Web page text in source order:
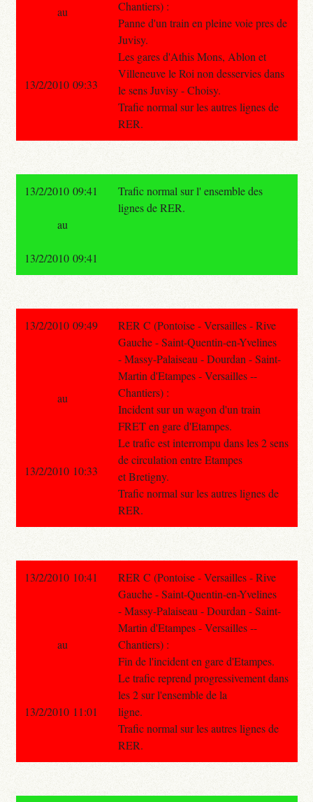
Chantiers) :
Panne d'un train en pleine voie pres de
Juvisy.
Les gares d'Athis Mons, Ablon et
Villeneuve le Roi non desservies dans
le sens Juvisy - Choisy.
Trafic normal sur les autres lignes de
RER.
au
13/2/2010 09:33
13/2/2010 09:41
Trafic normal sur l' ensemble des
lignes de RER.
au
13/2/2010 09:41
13/2/2010 09:49
RER C (Pontoise - Versailles - Rive
Gauche - Saint-Quentin-en-Yvelines
- Massy-Palaiseau - Dourdan - Saint-
Martin d'Etampes - Versailles --
Chantiers) :
Incident sur un wagon d'un train
FRET en gare d'Etampes.
Le trafic est interrompu dans les 2 sens
de circulation entre Etampes
et Bretigny.
Trafic normal sur les autres lignes de
RER.
au
13/2/2010 10:33
13/2/2010 10:41
RER C (Pontoise - Versailles - Rive
Gauche - Saint-Quentin-en-Yvelines
- Massy-Palaiseau - Dourdan - Saint-
Martin d'Etampes - Versailles --
Chantiers) :
Fin de l'incident en gare d'Etampes.
Le trafic reprend progressivement dans
les 2 sur l'ensemble de la
ligne.
Trafic normal sur les autres lignes de
RER.
au
13/2/2010 11:01